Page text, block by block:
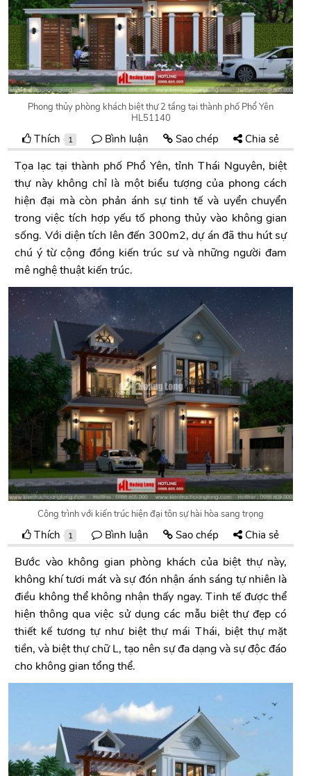
Phong thủy phòng khách biệt thự 2 tầng tại thành phố Phổ Yên
HL51140
Thích 1 Bình luận Sao chép Chia sẻ
Tọa lạc tại thành phố Phổ Yên, tỉnh Thái Nguyên, biệt
thự này không chỉ là một biểu tượng của phong cách
hiện đại mà còn phản ánh sự tinh tế và uyển chuyển
trong việc tích hợp yếu tố phong thủy vào không gian
sống. Với diện tích lên đến 300m2, dự án đã thu hút sự
chú ý từ cộng đồng kiến trúc sư và những người đam
mê nghệ thuật kiến trúc.
Công trình với kiến trúc hiện đại tôn sự hài hòa sang trọng
Thích 1 Bình luận Sao chép Chia sẻ
Bước vào không gian phòng khách của biệt thự này,
không khí tươi mát và sự đón nhận ánh sáng tự nhiên là
điều không thể không nhận thấy ngay. Tinh tế được thể
hiện thông qua việc sử dụng các mẫu biệt thự đẹp có
thiết kế tương tự như biệt thự mái Thái, biệt thự mặt
tiền, và biệt thự chữ L, tạo nên sự đa dạng và sự độc đáo
cho không gian tổng thể.